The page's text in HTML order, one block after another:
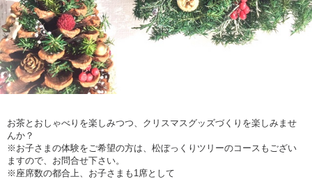
お茶とおしゃべりを楽しみつつ、クリスマスグッズづくりを楽しみませ
んか？
※お子さまの体験をご希望の方は、松ぼっくりツリーのコースもござい
ますので、お問合せ下さい。
※座席数の都合上、お子さまも1席として